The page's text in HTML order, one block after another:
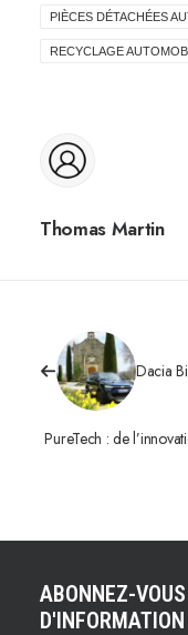
PIÈCES DÉTACHÉES
RECYCLAGE
Thomas Martin
Dacia
PureTech : de
ABONNEZ-
D'INFORMATION